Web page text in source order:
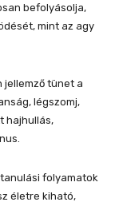
befolyásolja,
mint az agy
jellemző tünet a
légszomj,
hajhullás,
folyamatok
életre kiható,